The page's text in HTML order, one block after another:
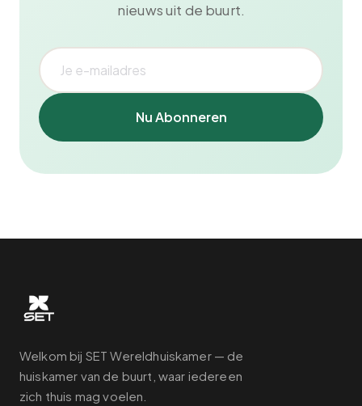
nieuws uit de buurt.
Nu Abonneren
Welkom bij SET Wereldhuiskamer — de
huiskamer van de buurt, waar iedereen
zich thuis mag voelen.